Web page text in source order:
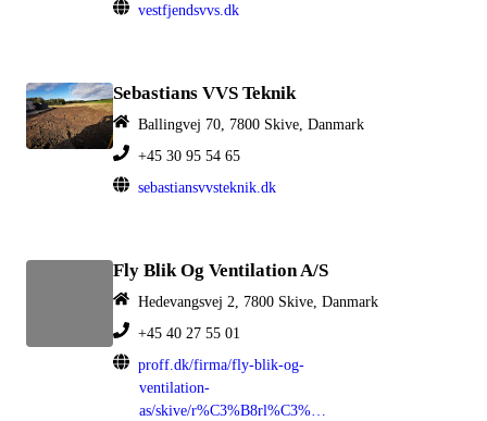
vestfjendsvvs.dk
Sebastians VVS Teknik
Ballingvej 70, 7800 Skive, Danmark
+45 30 95 54 65
sebastiansvvsteknik.dk
Fly Blik Og Ventilation A/S
Hedevangsvej 2, 7800 Skive, Danmark
+45 40 27 55 01
proff.dk/firma/fly-blik-og-
ventilation-
as/skive/r%C3%B8rl%C3%A6ggertjenester/GRCUHJI07RG